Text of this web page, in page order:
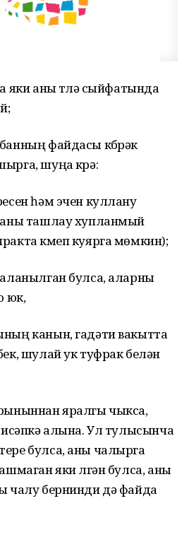
яки аны түләү сыйфатында
файдасы күбрәк
шуңа күрә:
һәм эчен куллану
ташлау хупланмый
күмеп куярга мөмкин);
булса, аларны
юк,
канын, гадәти вакытта
шулай ук туфрак белән
яралгы чыкса,
исәпкә алына. Ул тулысынча
булса, аны чалырга
яки үлгән булса, аны
чалу бернинди дә файда